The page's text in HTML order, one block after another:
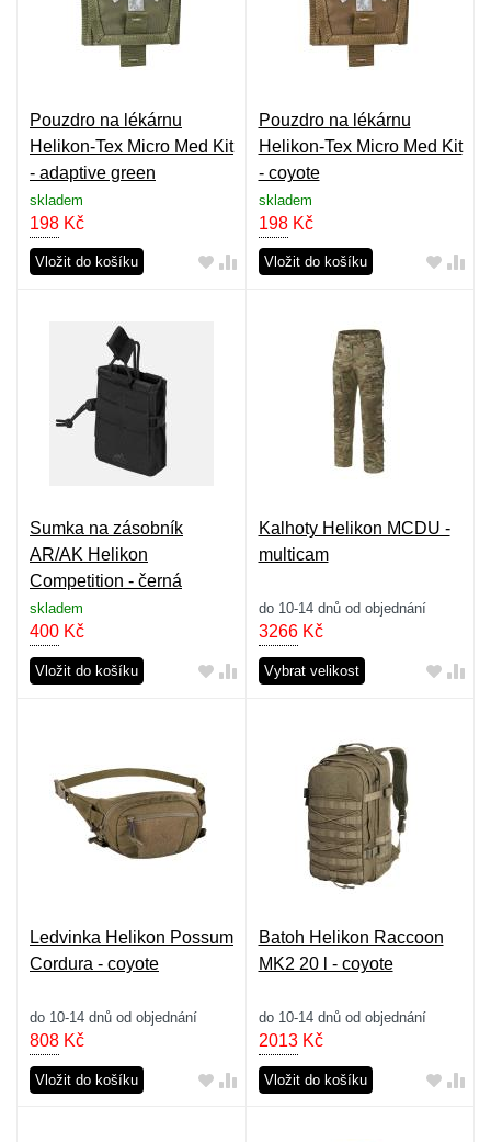
Pouzdro na lékárnu
Helikon-Tex Micro Med Kit
- adaptive green
skladem
198 Kč
Vložit do košíku
Pouzdro na lékárnu
Helikon-Tex Micro Med Kit
- coyote
skladem
198Kč
Vložit do košíku
Sumka na zásobník
AR/AK Helikon
Competition - černá
skladem
400 Kč
Vložit do košíku
Kalhoty Helikon MCDU -
multicam
do 10-14 dnů od objednání
3266Kč
Vybrat velikost
Ledvinka Helikon Possum
Cordura - coyote
do 10-14 dnů od objednání
808 Kč
Vložit do košíku
Batoh Helikon Raccoon
MK2 20 l - coyote
do 10-14 dnů od objednání
2013Kč
Vložit do košíku